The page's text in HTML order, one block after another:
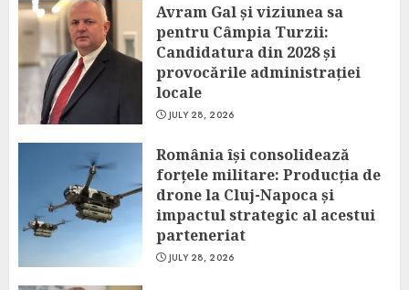
Avram Gal și viziunea sa
pentru Câmpia Turzii:
Candidatura din 2028 și
provocările administrației
locale
JULY 28, 2026
România își consolidează
forțele militare: Producția de
drone la Cluj-Napoca și
impactul strategic al acestui
parteneriat
JULY 28, 2026